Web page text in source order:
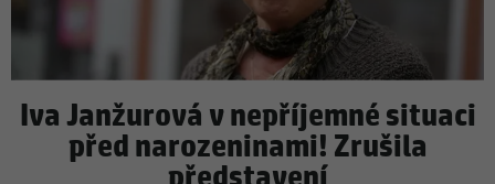
Iva Janžurová v nepříjemné situaci
před narozeninami! Zrušila